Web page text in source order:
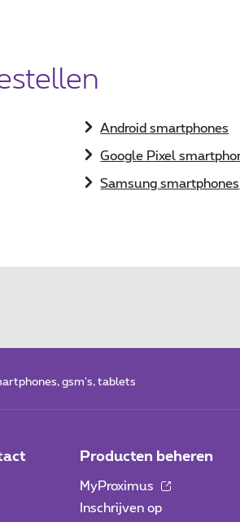
Android smartphones
Google Pixel
Samsung smartphones
gsm's, tablets
Producten beheren
MyProximus
Inschrijven op